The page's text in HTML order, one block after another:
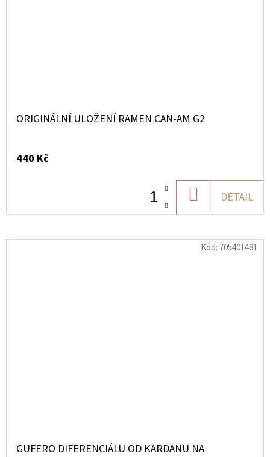
ORIGINÁLNÍ ULOŽENÍ RAMEN CAN-AM G2
440 Kč
KOŠÍKU
DETAIL
GUFERO DIFERENCIÁLU OD KARDANU NA
Kód: 705401481